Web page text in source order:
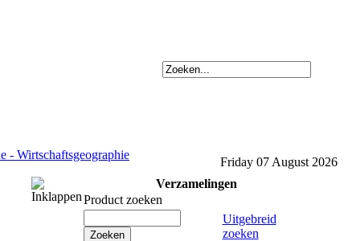
- Wirtschaftsgeographie
Friday 07 August 2026
Verzamelingen
Product zoeken
Uitgebreid
zoeken